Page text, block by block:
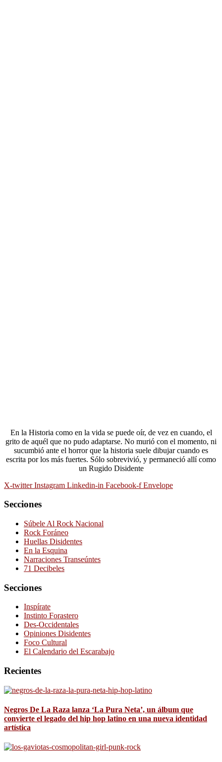
En la Historia como en la vida se puede oír, de vez en cuando, el
grito de aquél que no pudo adaptarse. No murió con el momento, ni
sucumbió ante el horror que la historia suele dibujar cuando es
escrita por los más fuertes. Sólo sobrevivió, y permaneció allí como
un Rugido Disidente
X-twitter Instagram Linkedin-in Facebook-f Envelope
Secciones
Súbele Al Rock Nacional
Rock Foráneo
Huellas Disidentes
En la Esquina
Narraciones Transeúntes
71 Decibeles
Secciones
Inspírate
Instinto Forastero
Des-Occidentales
Opiniones Disidentes
Foco Cultural
El Calendario del Escarabajo
Recientes
Negros De La Raza lanza ‘La Pura Neta’, un álbum que
convierte el legado del hip hop latino en una nueva identidad
artística